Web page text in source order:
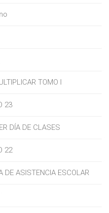
TOMO I
23
DÍA DE CLASES
22
DE ASISTENCIA ESCOLAR